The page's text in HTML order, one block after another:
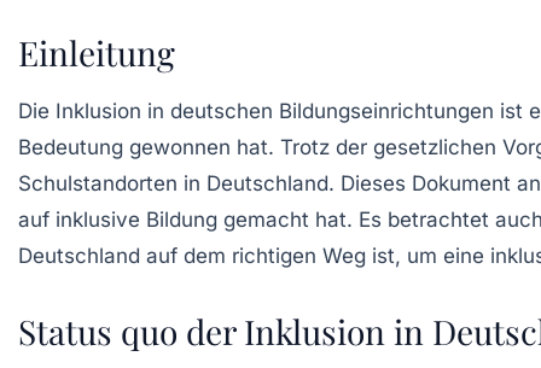
Einleitung
Die Inklusion in deutschen Bildungseinrichtungen
Bedeutung gewonnen hat. Trotz der gesetzlichen
Schulstandorten in Deutschland. Dieses Dokument
auf inklusive Bildung gemacht hat. Es betrachtet
Deutschland auf dem richtigen Weg ist, um eine
Status quo der Inklusion in